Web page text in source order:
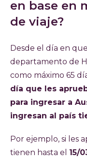
en base en
de viaje?
Desde el día en
departamento de
como máximo 65
día que les
para ingresar a
ingresan al país
Por ejemplo, si les
tienen hasta el 15/